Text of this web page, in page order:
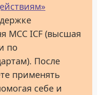
МСС ICF (высшая
по
После
применять
себе и